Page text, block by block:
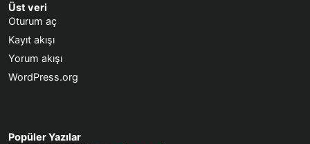
Üst veri
Oturum aç
Kayıt akışı
Yorum akışı
WordPress.org
Popüler Yazılar